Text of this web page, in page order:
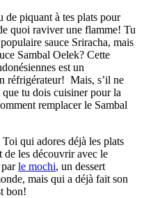
de piquant à tes plats pour
quoi raviver une flamme! Tu
sauce Sriracha, mais
Sambal Oelek? Cette
est un
réfrigérateur! Mais, s’il ne
tu dois cuisiner pour la
remplacer le Sambal
Toi qui adores déjà les plats
de les découvrir avec le
le mochi, un dessert
mais qui a déjà fait son
bon!